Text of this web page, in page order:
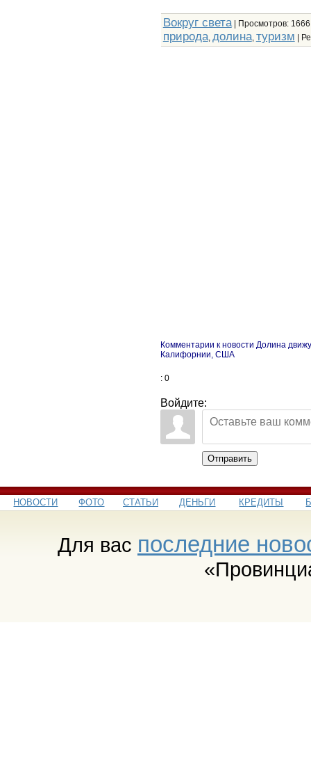
Вокруг света| Просмотров:
природа, долина, туризм |
Комментарии к новости Долина
Калифорнии, США
: 0
Войдите:
Отправить
НОВОСТИ ФОТО СТАТЬИ ДЕНЬГИ КРЕДИТЫ
Для вас последние